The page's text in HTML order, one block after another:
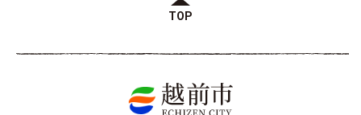
TOP